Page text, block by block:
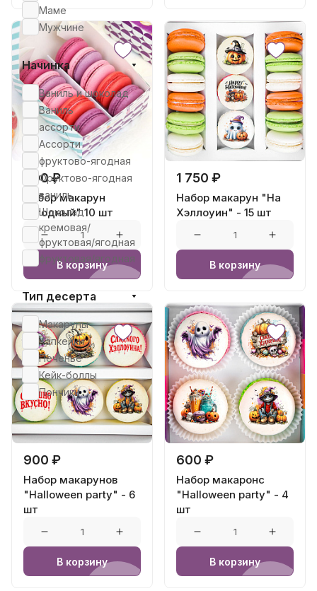
900 ₽
Набор макарун
"Ягодный" 10 шт
В корзину
1 750 ₽
Набор макарун "На
Хэллоуин" - 15 шт
В корзину
900 ₽
Набор макарунов
"Halloween party" - 6
шт
В корзину
600 ₽
Набор макаронс
"Halloween party" - 4
шт
В корзину
Маме
Мужчине
Начинка
Ваниль и шоколад
Ваниль
ассорти
Ассорти
фруктово-ягодная
Фруктово-ягодная
ваниль
Шоколад
кремовая/
фруктовая/ягодная
фруктовая/ягодная
Тип десерта
Макаруны
Капкейки
Печенье
Кейк-боллы
Пончики